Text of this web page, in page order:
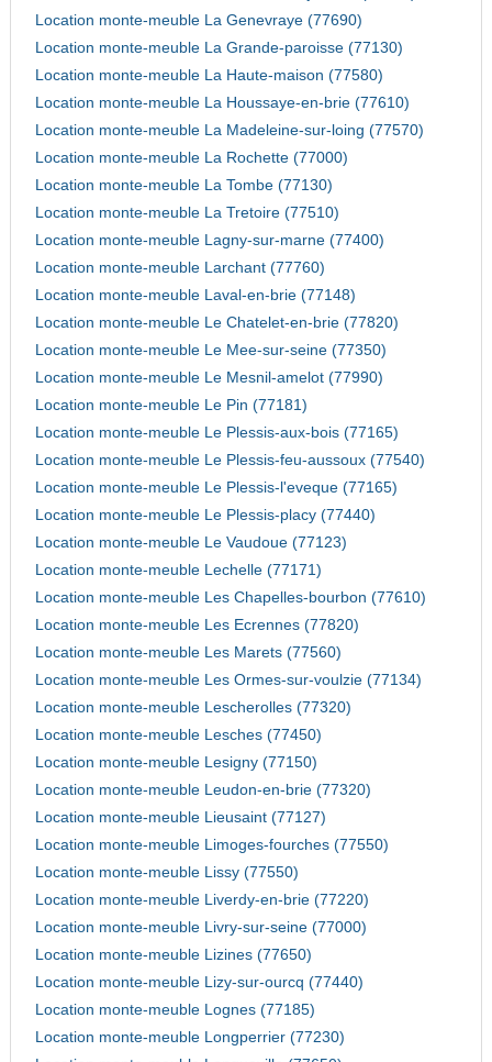
Location monte-meuble La Genevraye (77690)
Location monte-meuble La Grande-paroisse (77130)
Location monte-meuble La Haute-maison (77580)
Location monte-meuble La Houssaye-en-brie (77610)
Location monte-meuble La Madeleine-sur-loing (77570)
Location monte-meuble La Rochette (77000)
Location monte-meuble La Tombe (77130)
Location monte-meuble La Tretoire (77510)
Location monte-meuble Lagny-sur-marne (77400)
Location monte-meuble Larchant (77760)
Location monte-meuble Laval-en-brie (77148)
Location monte-meuble Le Chatelet-en-brie (77820)
Location monte-meuble Le Mee-sur-seine (77350)
Location monte-meuble Le Mesnil-amelot (77990)
Location monte-meuble Le Pin (77181)
Location monte-meuble Le Plessis-aux-bois (77165)
Location monte-meuble Le Plessis-feu-aussoux (77540)
Location monte-meuble Le Plessis-l'eveque (77165)
Location monte-meuble Le Plessis-placy (77440)
Location monte-meuble Le Vaudoue (77123)
Location monte-meuble Lechelle (77171)
Location monte-meuble Les Chapelles-bourbon (77610)
Location monte-meuble Les Ecrennes (77820)
Location monte-meuble Les Marets (77560)
Location monte-meuble Les Ormes-sur-voulzie (77134)
Location monte-meuble Lescherolles (77320)
Location monte-meuble Lesches (77450)
Location monte-meuble Lesigny (77150)
Location monte-meuble Leudon-en-brie (77320)
Location monte-meuble Lieusaint (77127)
Location monte-meuble Limoges-fourches (77550)
Location monte-meuble Lissy (77550)
Location monte-meuble Liverdy-en-brie (77220)
Location monte-meuble Livry-sur-seine (77000)
Location monte-meuble Lizines (77650)
Location monte-meuble Lizy-sur-ourcq (77440)
Location monte-meuble Lognes (77185)
Location monte-meuble Longperrier (77230)